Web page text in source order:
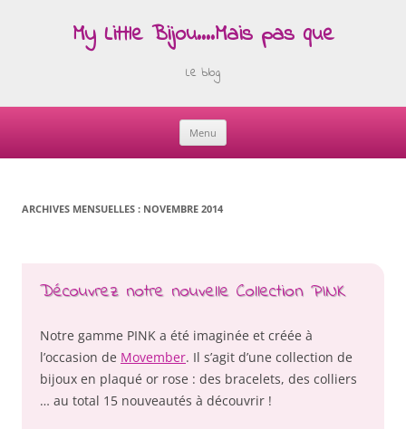
My Little Bijou….Mais pas que
Le blog
Menu
Skip
ARCHIVES MENSUELLES : NOVEMBRE 2014
Découvrez notre nouvelle Collection PINK
Notre gamme PINK a été imaginée et créée à
l’occasion de Movember. Il s’agit d’une collection de
bijoux en plaqué or rose : des bracelets, des colliers
… au total 15 nouveautés à découvrir !